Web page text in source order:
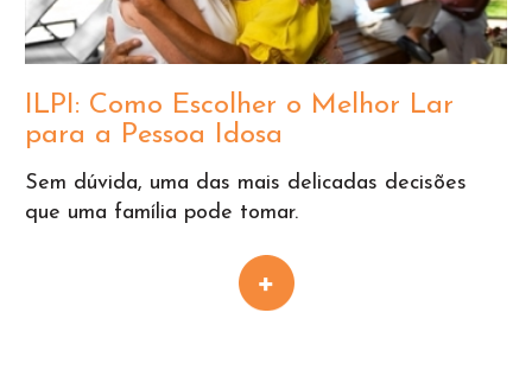
ILPI: Como Escolher o Melhor Lar
para a Pessoa Idosa
Sem dúvida, uma das mais delicadas decisões
que uma família pode tomar.